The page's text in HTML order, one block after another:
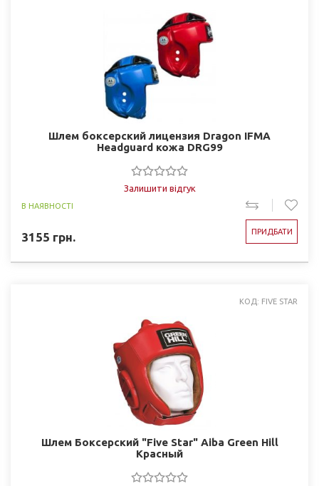
Шлем боксерский лицензия Dragon IFMA
Headguard кожа DRG99
Залишити відгук
В НАЯВНОСТІ
3155 грн. ПРИДБАТИ
КОД: FIVE STAR
Шлем Боксерский "Five Star" Aiba Green Hill
Красный